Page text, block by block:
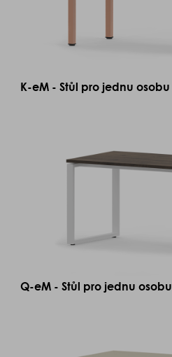
K-eM - Stůl pro jednu osobu
Q-eM - Stůl pro jednu osobu